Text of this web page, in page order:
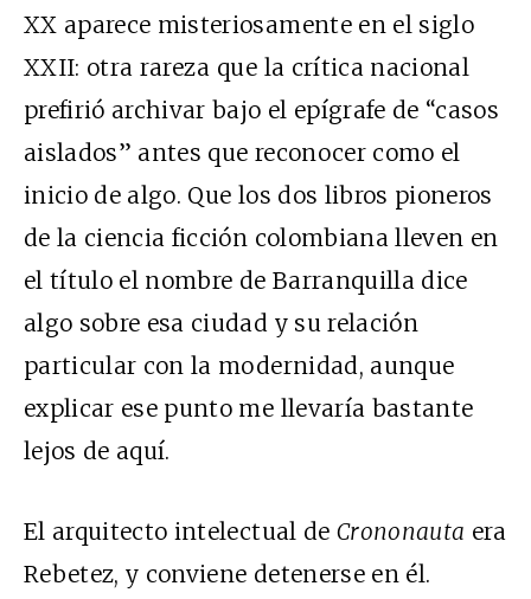
XX aparece misteriosamente en el siglo
XXII: otra rareza que la crítica nacional
prefirió archivar bajo el epígrafe de “casos
aislados” antes que reconocer como el
inicio de algo. Que los dos libros pioneros
de la ciencia ficción colombiana lleven en
el título el nombre de Barranquilla dice
algo sobre esa ciudad y su relación
particular con la modernidad, aunque
explicar ese punto me llevaría bastante
lejos de aquí.
El arquitecto intelectual de Crononauta era
Rebetez, y conviene detenerse en él.